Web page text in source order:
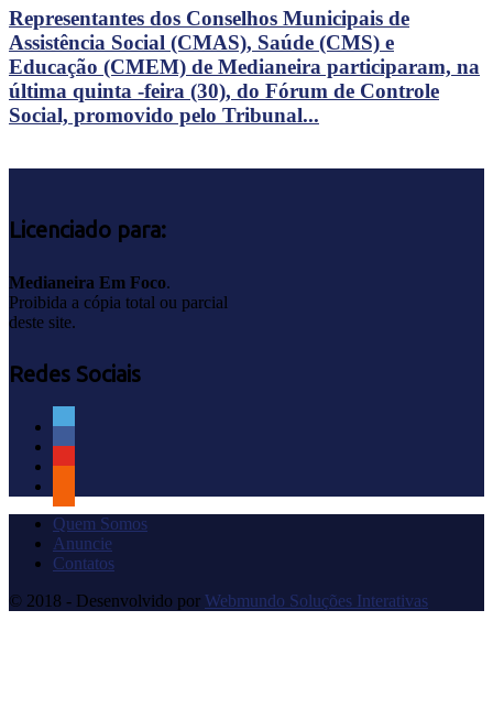
Representantes dos Conselhos Municipais de
Assistência Social (CMAS), Saúde (CMS) e
Educação (CMEM) de Medianeira participaram, na
última quinta -feira (30), do Fórum de Controle
Social, promovido pelo Tribunal...
Licenciado para:
Medianeira Em Foco.
Proibida a cópia total ou parcial
deste site.
Redes Sociais
Quem Somos
Anuncie
Contatos
© 2018 - Desenvolvido por Webmundo Soluções Interativas